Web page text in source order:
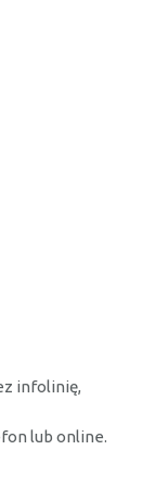
infolinię,
lub online.